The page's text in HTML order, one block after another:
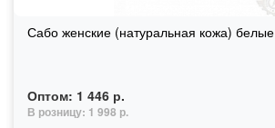
Сабо женские (натуральная кожа) белые
Оптом: 1 446 р.
В розницу: 1 998 р.